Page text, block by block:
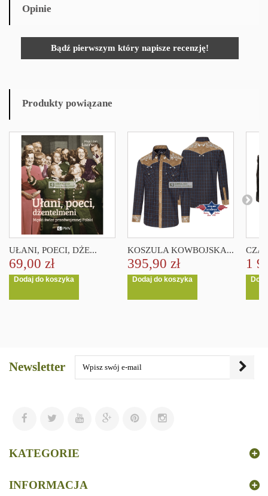
Opinie
Bądź pierwszym który napisze recenzję!
Produkty powiązane
UŁANI, POECI, DŻE...
69,00 zł
Dodaj do koszyka
KOSZULA KOWBOJSKA...
395,90 zł
Dodaj do koszyka
1
Newsletter
KATEGORIE
INFORMACJA